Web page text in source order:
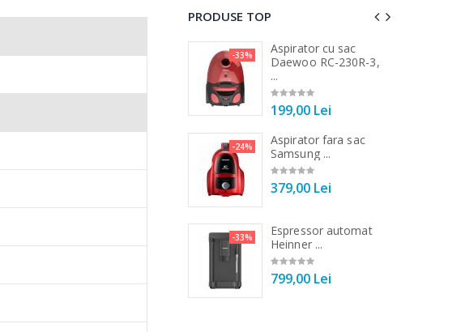
PRODUSE TOP
-18%
139,00 Lei
Heinner ...
-33%
Aspirator cu sac
Daewoo RC-230R-3,
...
199,00 Lei
-24%
Aspirator fara sac
Samsung ...
379,00 Lei
-33%
Espressor automat
Heinner ...
799,00 Lei